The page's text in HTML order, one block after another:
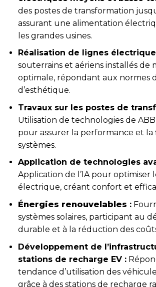
des postes de transformation
assurant une alimentation
les grandes usines.
Réalisation de lignes
souterrains et aériens installés de
optimale, répondant aux normes
d’esthétique.
Travaux sur les postes de
Utilisation de technologies de
pour assurer la performance et la
systèmes.
Application de technologies
Application de l’IA pour optimiser
électrique, créant confort et
Énergies renouvelables :
systèmes solaires, participant au
durable et à la réduction des
Développement de
stations de recharge EV :
tendance d’utilisation des
grâce à des stations de recharge